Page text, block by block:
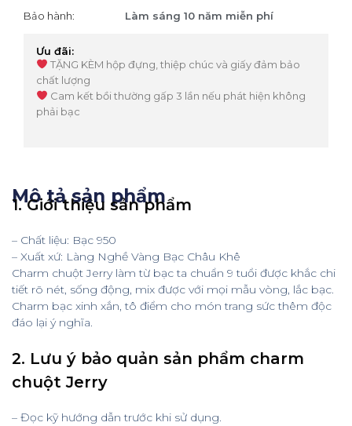
Bảo hành:
Làm sáng 10 năm miễn phí
Ưu đãi:
TẶNG KÈM hộp đựng, thiệp chúc và giấy đảm bảo
chất lượng
Cam kết bồi thường gấp 3 lần nếu phát hiện không
phải bạc
Mô tả sản phẩm
1. Giới thiệu sản phẩm
– Chất liệu: Bạc 950
– Xuất xứ: Làng Nghề Vàng Bạc Châu Khê
Charm chuột Jerry làm từ bạc ta chuẩn 9 tuổi được khắc chi
tiết rõ nét, sống động, mix được với mọi mẫu vòng, lắc bạc.
Charm bạc xinh xắn, tô điểm cho món trang sức thêm độc
đáo lại ý nghĩa.
2. Lưu ý bảo quản sản phẩm charm
chuột Jerry
– Đọc kỹ hướng dẫn trước khi sử dụng.